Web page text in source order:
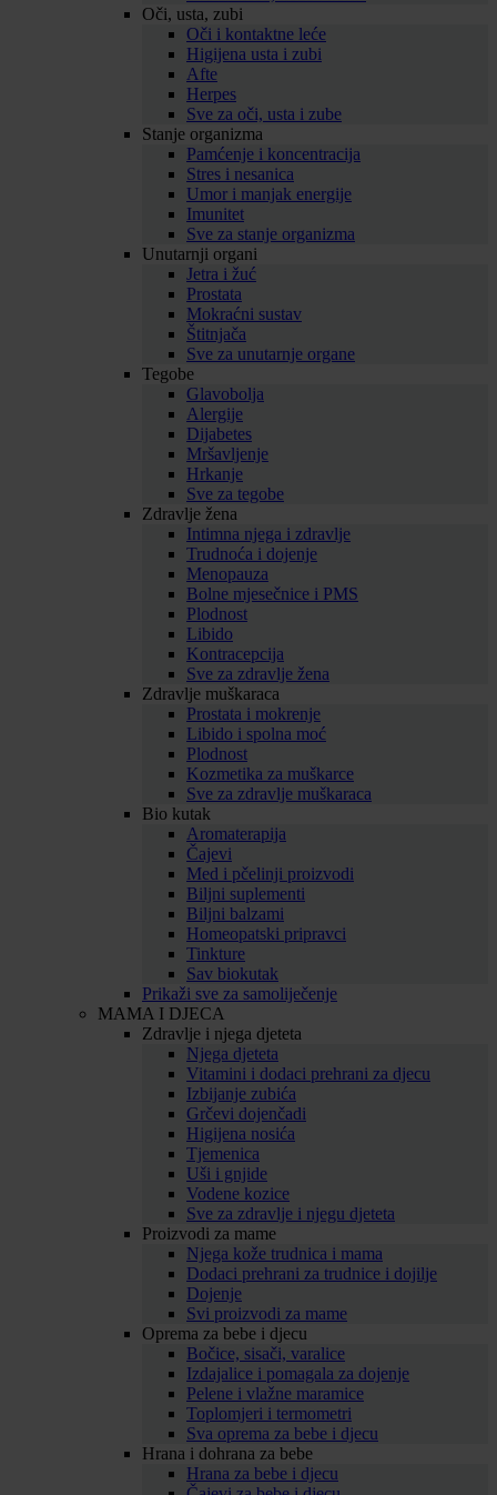
Oči, usta, zubi
Oči i kontaktne leće
Higijena usta i zubi
Afte
Herpes
Sve za oči, usta i zube
Stanje organizma
Pamćenje i koncentracija
Stres i nesanica
Umor i manjak energije
Imunitet
Sve za stanje organizma
Unutarnji organi
Jetra i žuć
Prostata
Mokraćni sustav
Štitnjača
Sve za unutarnje organe
Tegobe
Glavobolja
Alergije
Dijabetes
Mršavljenje
Hrkanje
Sve za tegobe
Zdravlje žena
Intimna njega i zdravlje
Trudnoća i dojenje
Menopauza
Bolne mjesečnice i PMS
Plodnost
Libido
Kontracepcija
Sve za zdravlje žena
Zdravlje muškaraca
Prostata i mokrenje
Libido i spolna moć
Plodnost
Kozmetika za muškarce
Sve za zdravlje muškaraca
Bio kutak
Aromaterapija
Čajevi
Med i pčelinji proizvodi
Biljni suplementi
Biljni balzami
Homeopatski pripravci
Tinkture
Sav biokutak
Prikaži sve za samoliječenje
MAMA I DJECA
Zdravlje i njega djeteta
Njega djeteta
Vitamini i dodaci prehrani za djecu
Izbijanje zubića
Grčevi dojenčadi
Higijena nosića
Tjemenica
Uši i gnjide
Vodene kozice
Sve za zdravlje i njegu djeteta
Proizvodi za mame
Njega kože trudnica i mama
Dodaci prehrani za trudnice i dojilje
Dojenje
Svi proizvodi za mame
Oprema za bebe i djecu
Bočice, sisači, varalice
Izdajalice i pomagala za dojenje
Pelene i vlažne maramice
Toplomjeri i termometri
Sva oprema za bebe i djecu
Hrana i dohrana za bebe
Hrana za bebe i djecu